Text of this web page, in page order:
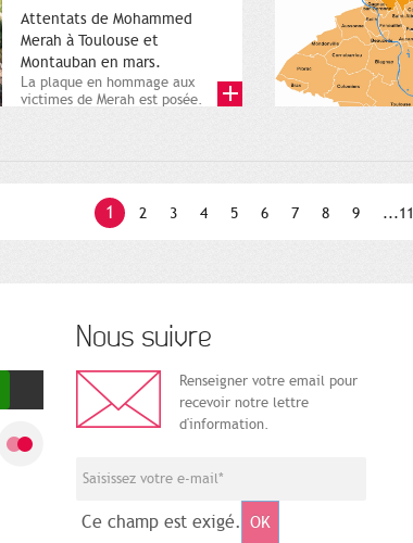
Attentats de Mohammed
Merah à Toulouse et
Montauban en mars.
La plaque en hommage aux
victimes de Merah est posée.
1 2 3 4 5 6 7 8 9 ...11
Nous suivre
Renseigner votre email pour
recevoir notre lettre
d'information.
Ce champ est exigé. OK